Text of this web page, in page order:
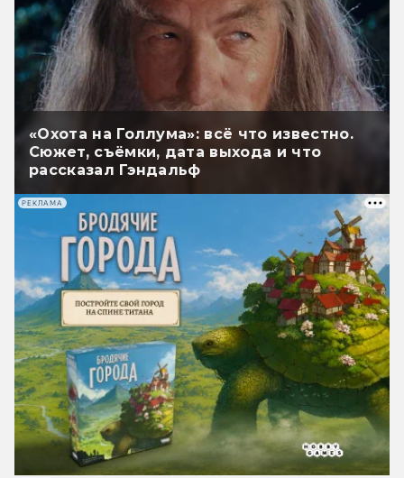
«Охота на Голлума»: всё что известно.
Сюжет, съёмки, дата выхода и что
рассказал Гэндальф
РЕКЛАМА